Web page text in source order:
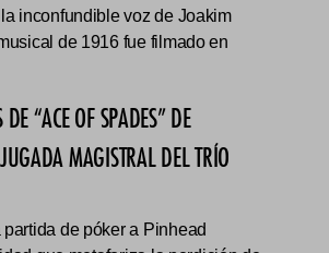
inconfundible voz de Joakim
de 1916 fue filmado en
DE “ACE OF SPADES” DE
MAGISTRAL DEL TRÍO
partida de póker a Pinhead